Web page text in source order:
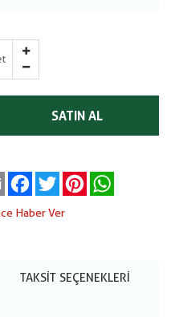
SATIN AL
Email Facebook
Twitter Pinterest
Haber Ver
TAKSIT SEÇENEKLERI